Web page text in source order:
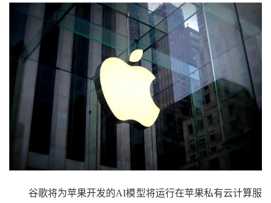
谷歌将为苹果开发的AI模型将运行在苹果私有云计算服